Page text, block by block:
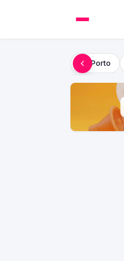
do Porto